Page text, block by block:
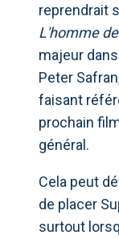
reprendrait
L'homme
majeur
Peter
faisant
prochain
général.
Cela peut
de placer
surtout